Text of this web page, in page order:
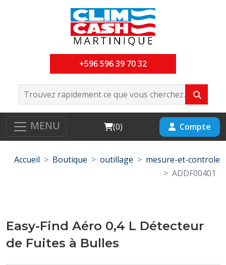
+596 596 39 70 32
MENU Cart
(0) Compte
Accueil Boutique outillage
mesure-et-controle
ADDF00401
Easy-Find Aéro 0,4 L Détecteur
de Fuites à Bulles